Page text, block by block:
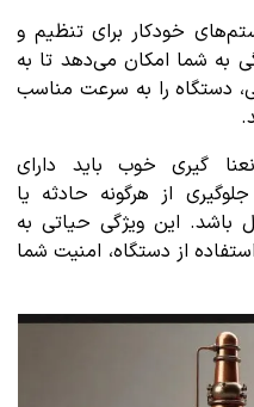
خودکار برای تنظیم و
به شما امکان می‌دهد تا به
دستگاه را به سرعت مناسب
گیری خوب باید دارای
از هرگونه حادثه یا
باشد. این ویژگی حیاتی به
از دستگاه، امنیت شما